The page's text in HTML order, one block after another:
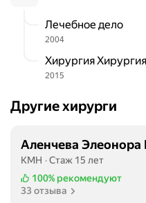
Лечебное дело
2004
Хирургия Хирургия
2015
Другие хирурги
Аленчева Элеонора
КМН
Стаж 15 лет
100% рекомендуют
33 отзыва